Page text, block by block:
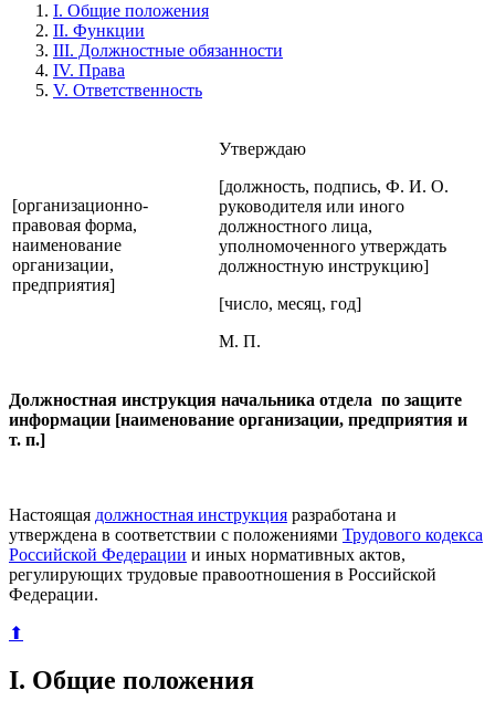
I. Общие положения
II. Функции
III. Должностные обязанности
IV. Права
V. Ответственность
[организационно-
правовая форма,
наименование
организации,
предприятия]
Утверждаю
[должность, подпись, Ф. И. О.
руководителя или иного
должностного лица,
уполномоченного утверждать
должностную инструкцию]
[число, месяц, год]
М. П.
Должностная инструкция начальника отдела по защите
информации [наименование организации, предприятия и
т. п.]
Настоящая должностная инструкция разработана и
утверждена в соответствии с положениями Трудового кодекса
Российской Федерации и иных нормативных актов,
регулирующих трудовые правоотношения в Российской
Федерации.
⬆
I. Общие положения